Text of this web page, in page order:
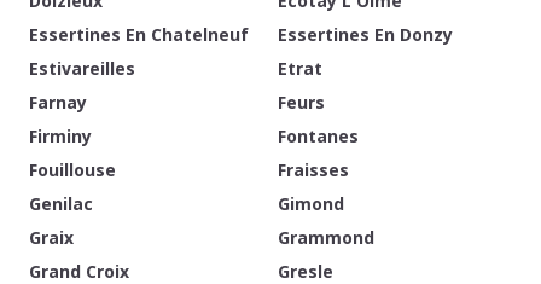
Essertines En Chatelneuf
Essertines En Donzy
Estivareilles
Etrat
Farnay
Feurs
Firminy
Fontanes
Fouillouse
Fraisses
Genilac
Gimond
Graix
Grammond
Grand Croix
Gresle